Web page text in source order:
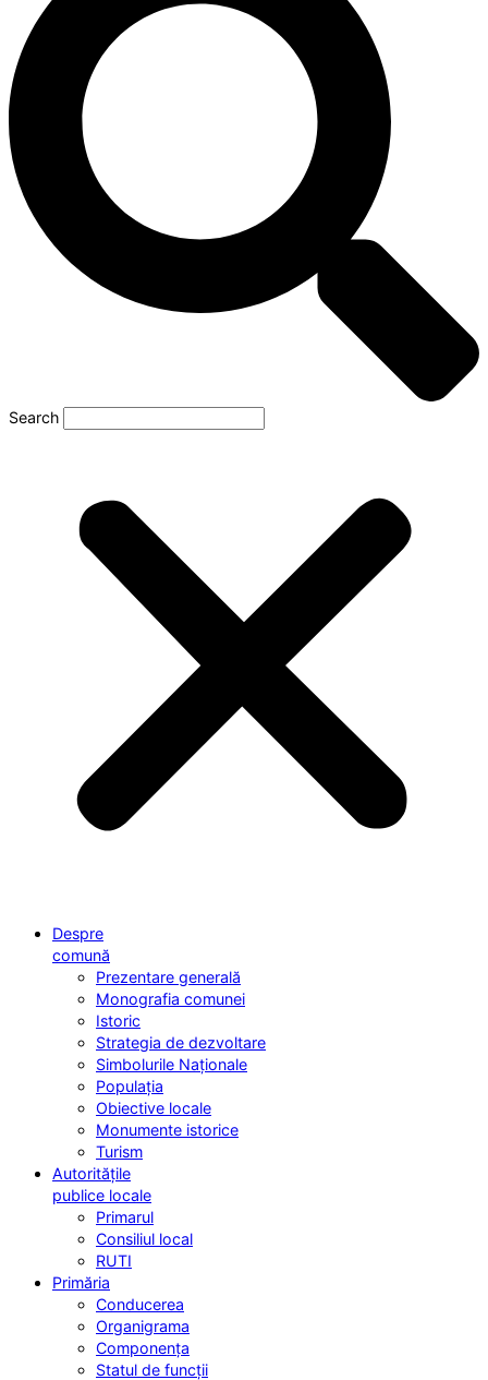
Search
Despre
comună
Prezentare generală
Monografia comunei
Istoric
Strategia de dezvoltare
Simbolurile Naționale
Populația
Obiective locale
Monumente istorice
Turism
Autoritățile
publice locale
Primarul
Consiliul local
RUTI
Primăria
Conducerea
Organigrama
Componența
Statul de funcții